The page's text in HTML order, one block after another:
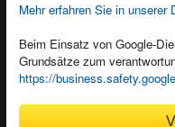
Mehr erfahren Sie in unserer
Beim Einsatz von Google-
Grundsätze zum
https://
Kundenservice
Wir sind gerne für Sie da!
service@rheinwerk-verlag.de